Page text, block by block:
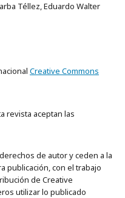
Téllez, Eduardo Walter
Creative Commons
revista aceptan las
de autor y ceden a la
publicación, con el trabajo
de Creative
utilizar lo publicado